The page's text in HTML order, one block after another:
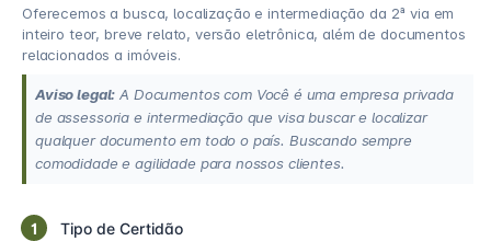
Oferecemos a busca, localização e intermediação da 2ª via em
inteiro teor, breve relato, versão eletrônica, além de documentos
relacionados a imóveis.
Aviso legal: A Documentos com Você é uma empresa privada
de assessoria e intermediação que visa buscar e localizar
qualquer documento em todo o país. Buscando sempre
comodidade e agilidade para nossos clientes.
1 Tipo de Certidão